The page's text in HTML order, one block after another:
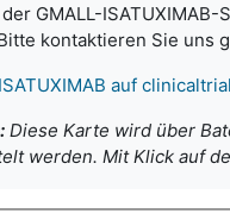
GMALL-
kontaktieren Sie uns
auf
Diese Karte wird über
werden. Mit Klick auf